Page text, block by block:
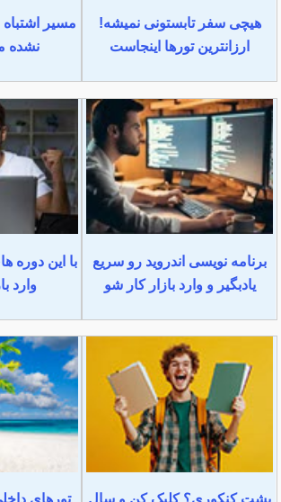
هیچی سفر تابستونی نمیشه!
ارزانترین تورها اینجاست
مسیر اشتباه
نشده
برنامه نویسی اندروید رو سریع
یادبگیر و وارد بازار کار شو
با این دوره
وارد